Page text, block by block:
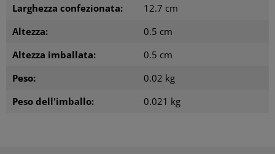
Larghezza confezionata:
12.7 cm
Altezza:
0.5 cm
Altezza imballata:
0.5 cm
Peso:
0.02 kg
Peso dell'imballo:
0.021 kg